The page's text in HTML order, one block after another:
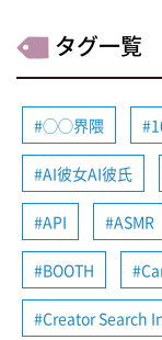
タグ一覧
◯◯界隈
AI彼女AI彼氏
API ASMR
BOOTH
Creator Search